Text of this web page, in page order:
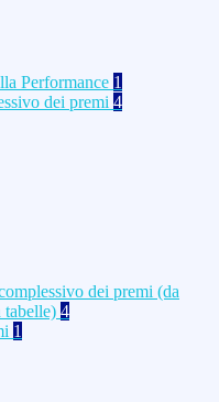
Performance 1
dei premi 4
dei premi (da
tabelle) 4
1